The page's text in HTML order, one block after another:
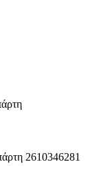
2610346281